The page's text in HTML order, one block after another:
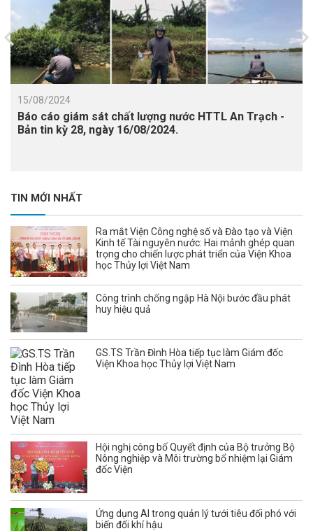
15/08/2024
Báo cáo giám sát chất lượng nước HTTL An Trạch -
Bản tin kỳ 28, ngày 16/08/2024.
TIN MỚI NHẤT
Ra mắt Viện Công nghệ số và Đào tạo và Viện
Kinh tế Tài nguyên nước: Hai mảnh ghép quan
trọng cho chiến lược phát triển của Viện Khoa
học Thủy lợi Việt Nam
Công trình chống ngập Hà Nội bước đầu phát
huy hiệu quả
GS.TS Trần Đình Hòa tiếp tục làm Giám đốc
Viện Khoa học Thủy lợi Việt Nam
Hội nghị công bố Quyết định của Bộ trưởng Bộ
Nông nghiệp và Môi trường bổ nhiệm lại Giám
đốc Viện
Ứng dụng AI trong quản lý tưới tiêu đối phó với
biến đổi khí hậu